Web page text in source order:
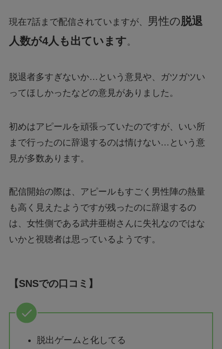
現在7話まで配信されていますが、 男性の脱退
人数が4人も出ています。
脱退者多すぎないか…という意見や、ガツガツい
ってほしかったなどの意見がありました。
初めはアピールを頑張っていたのですが、いい所
まで行ったのに辞退するのは情けない…という意
見が多数あります。
配信開始の際は、アピールもすごく男性陣の熱量
も高く見えたようですが残ったのに辞退するの
は、女性側である武井亜樹さんに失礼なのではな
いかと視聴者は思っているようです。
【SNSでの口コミ】
脱出ゲームと化してる